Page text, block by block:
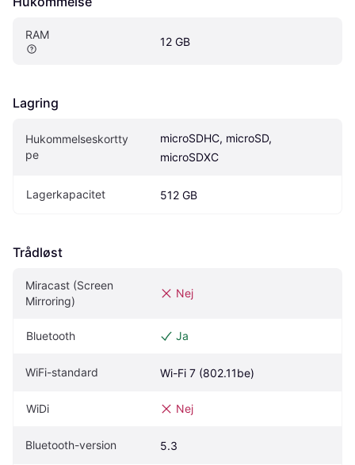
RAM
12 GB
Lagring
Hukommelseskortty
pe
microSDHC, microSD,
microSDXC
Lagerkapacitet 512 GB
Trådløst
Miracast (Screen
Mirroring)
Nej
Bluetooth Ja
WiFi-standard Wi-Fi 7 (802.11be)
WiDi Nej
Bluetooth-version 5.3